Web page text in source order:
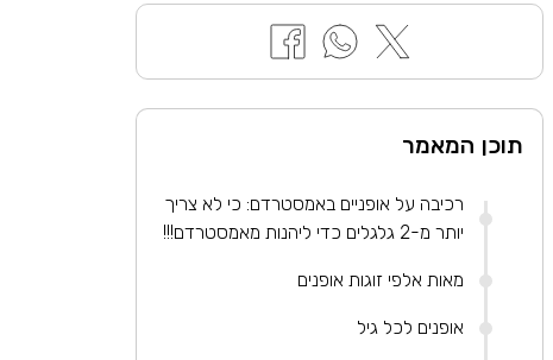
תוכן המאמר
רכיבה על אופניים באמסטרדם: כי לא צריך
יותר מ-2 גלגלים כדי ליהנות מאמסטרדם!!!
מאות אלפי זוגות אופנים
אופנים לכל גיל